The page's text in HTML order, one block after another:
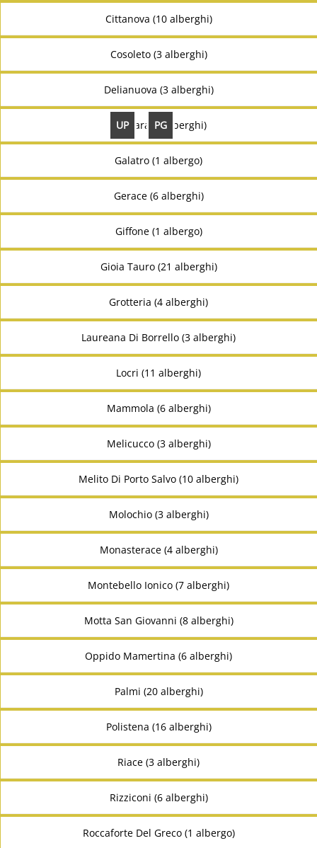
UP PG
Cittanova (10 alberghi)
Cosoleto (3 alberghi)
Delianuova (3 alberghi)
Fiumara (4 alberghi)
Galatro (1 albergo)
Gerace (6 alberghi)
Giffone (1 albergo)
Gioia Tauro (21 alberghi)
Grotteria (4 alberghi)
Laureana Di Borrello (3 alberghi)
Locri (11 alberghi)
Mammola (6 alberghi)
Melicucco (3 alberghi)
Melito Di Porto Salvo (10 alberghi)
Molochio (3 alberghi)
Monasterace (4 alberghi)
Montebello Ionico (7 alberghi)
Motta San Giovanni (8 alberghi)
Oppido Mamertina (6 alberghi)
Palmi (20 alberghi)
Polistena (16 alberghi)
Riace (3 alberghi)
Rizziconi (6 alberghi)
Roccaforte Del Greco (1 albergo)